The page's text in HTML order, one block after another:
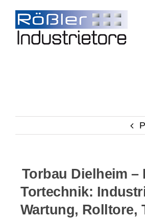
content
Torbau Dielheim –
Tortechnik:
Wartung, Rolltore,